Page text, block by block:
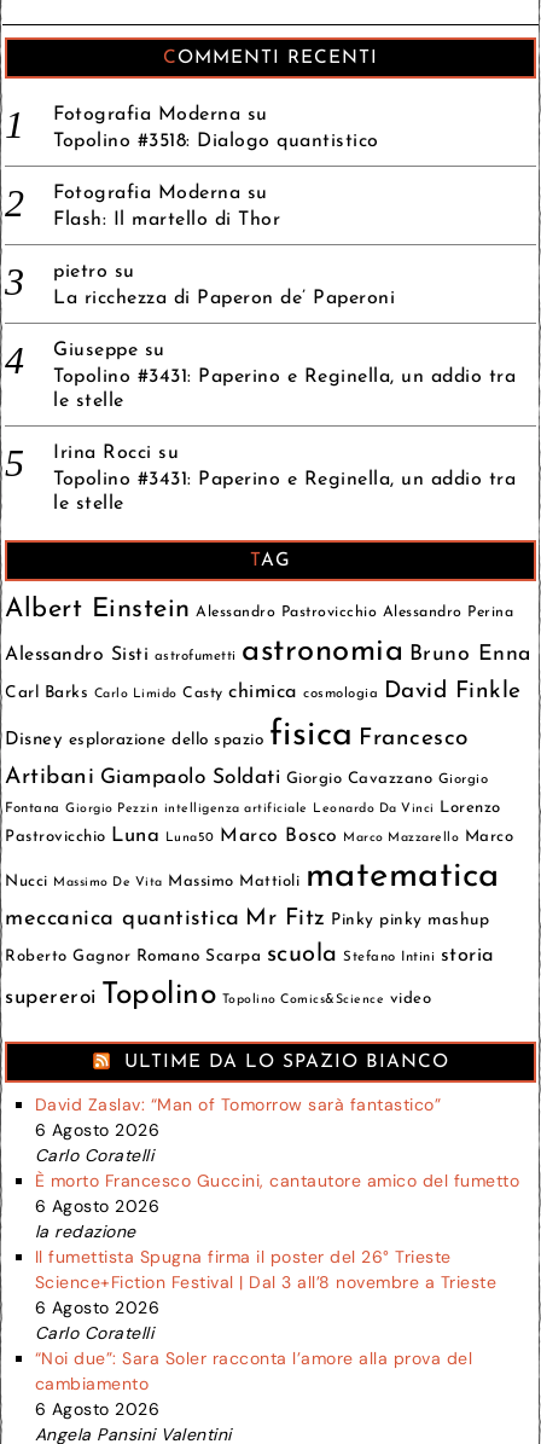
COMMENTI RECENTI
Fotografia Moderna su
Topolino #3518: Dialogo quantistico
Fotografia Moderna su
Flash: Il martello di Thor
pietro su
La ricchezza di Paperon de’ Paperoni
Giuseppe su
Topolino #3431: Paperino e Reginella, un addio tra
le stelle
Irina Rocci su
Topolino #3431: Paperino e Reginella, un addio tra
le stelle
TAG
Albert Einstein Alessandro Pastrovicchio Alessandro Perina
Alessandro Sisti astrofumetti astronomia Bruno Enna
Carl Barks Carlo Limido Casty chimica cosmologia David Finkle
Disney esplorazione dello spazio fisica Francesco
Artibani Giampaolo Soldati Giorgio Cavazzano Giorgio
Fontana Giorgio Pezzin intelligenza artificiale Leonardo Da Vinci
Lorenzo
Pastrovicchio
Luna Luna50 Marco Bosco Marco Mazzarello Marco
Nucci Massimo De Vita Massimo Mattioli matematica
meccanica quantistica Mr Fitz Pinky pinky mashup
Roberto Gagnor Romano Scarpa scuola Stefano Intini storia
supereroi Topolino Topolino Comics&Science video
ULTIME DA LO SPAZIO BIANCO
David Zaslav: “Man of Tomorrow sarà fantastico”
6 Agosto 2026
Carlo Coratelli
È morto Francesco Guccini, cantautore amico del fumetto
6 Agosto 2026
la redazione
Il fumettista Spugna firma il poster del 26° Trieste
Science+Fiction Festival | Dal 3 all’8 novembre a Trieste
6 Agosto 2026
Carlo Coratelli
“Noi due”: Sara Soler racconta l’amore alla prova del
cambiamento
6 Agosto 2026
Angela Pansini Valentini